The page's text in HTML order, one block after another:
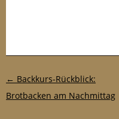
Post-Navigation
← Backkurs-Rückblick:
Brotbacken am Nachmittag